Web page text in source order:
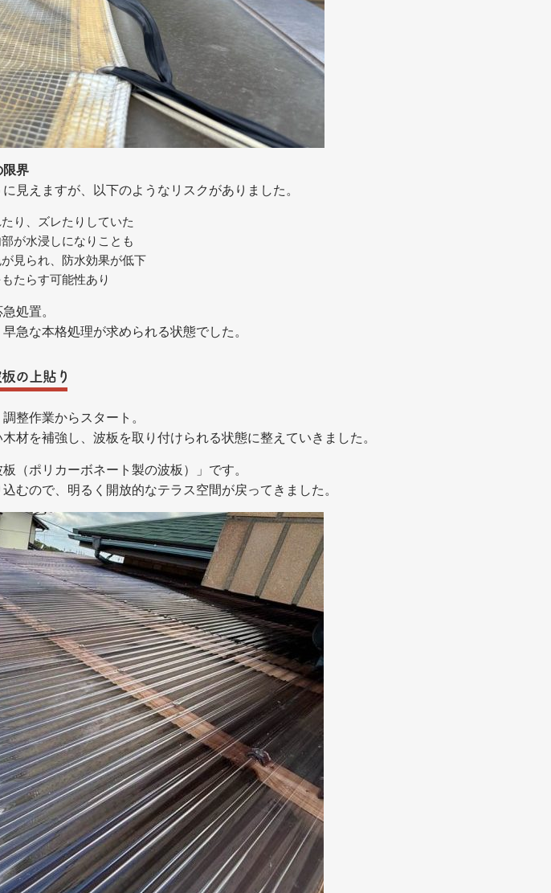
限界
見えますが、以下のようなリスクがありました。
り、ズレたりしていた
が水浸しになりことも
見られ、防水効果が低下
たらす可能性あり
処置。
急な本格処理が求められる状態でした。
の上貼り
整作業からスタート。
材を補強し、波板を取り付けられる状態に整えていきました。
（ポリカーボネート製の波板）」です。
むので、明るく開放的なテラス空間が戻ってきました。